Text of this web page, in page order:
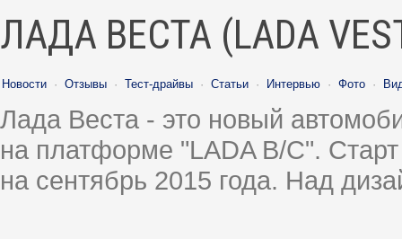
ЛАДА ВЕСТА (LADA
Новости · Отзывы · Тест-драйвы · Статьи · Интервью · Фото ·
Лада Веста - это новый
на платформе "LADA B/C".
на сентябрь 2015 года. Над